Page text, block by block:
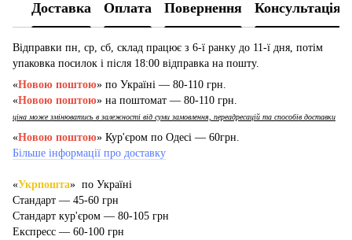
Доставка Оплата Повернення Консультація
Відправки пн, ср, сб, склад працює з 6-ї ранку до 11-ї дня, потім
упаковка посилок і після 18:00 відправка на пошту.
«Новою поштою» по Україні — 80-110 грн.
«Новою поштою» на поштомат — 80-110 грн.
ціна може змінюватись в залежності від суми замовлення, переадресацій та способів доставки
«Новою поштою» Кур'єром по Одесі — 60грн.
Більше інформації про доставку
«Укрпошта» по Україні
Стандарт — 45-60 грн
Стандарт кур'єром — 80-105 грн
Експресс — 60-100 грн